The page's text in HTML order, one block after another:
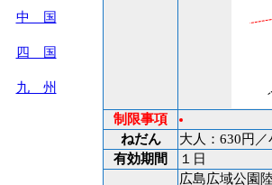
中 国
四 国
九 州
制限事項
ねだん
大人：630円
有効期間
１日
広島広域公園